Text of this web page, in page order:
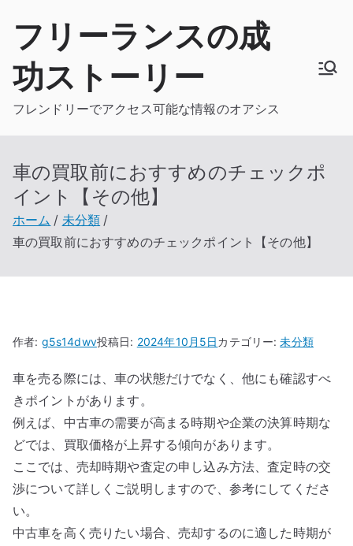
フリーランスの成
功ストーリー
フレンドリーでアクセス可能な情報のオアシス
車の買取前におすすめのチェックポ
イント【その他】
ホーム
未分類
車の買取前におすすめのチェックポイント【その他】
作者: g5s14dwv投稿日: 2024年10月5日カテゴリー:未分類
車を売る際には、車の状態だけでなく、他にも確認すべ
きポイントがあります。
例えば、中古車の需要が高まる時期や企業の決算時期な
どでは、買取価格が上昇する傾向があります。
ここでは、売却時期や査定の申し込み方法、査定時の交
渉について詳しくご説明しますので、参考にしてくださ
い。
中古車を高く売りたい場合、売却するのに適した時期が